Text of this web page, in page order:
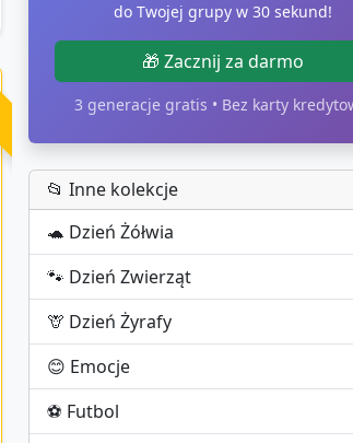
do Twojej grupy w 30 sekund!
🎁 Zacznij za darmo
3 generacje gratis • Bez karty
📂 Inne kolekcje
🐢 Dzień Żółwia
🐾 Dzień Zwierząt
🦒 Dzień Żyrafy
😊 Emocje
⚽ Futbol